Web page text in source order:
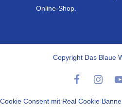
Online-Shop.
Copyright Das Blaue
Cookie Consent mit Real Cookie